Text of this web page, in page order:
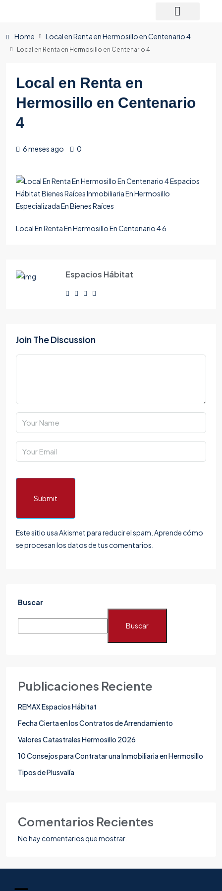
Home Local en Renta en Hermosillo en Centenario 4
Local en Renta en Hermosillo en Centenario 4
Local en Renta en
Hermosillo en Centenario
4
6 meses ago 0
Local En Renta En Hermosillo En Centenario 4 6
Espacios Hábitat
Join The Discussion
Submit
Este sitio usa Akismet para reducir el spam. Aprende cómo
se procesan los datos de tus comentarios.
Buscar
Buscar
Publicaciones Reciente
REMAX Espacios Hábitat
Fecha Cierta en los Contratos de Arrendamiento
Valores Catastrales Hermosillo 2026
10 Consejos para Contratar una Inmobiliaria en Hermosillo
Tipos de Plusvalía
Comentarios Recientes
No hay comentarios que mostrar.